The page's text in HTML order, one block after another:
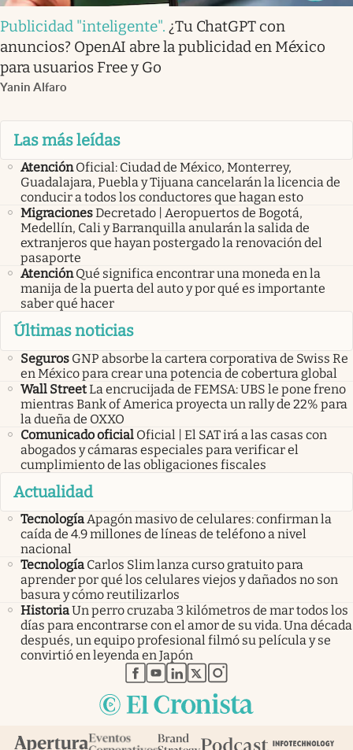
Publicidad "inteligente". ¿Tu ChatGPT con
anuncios? OpenAI abre la publicidad en México
para usuarios Free y Go
Yanin Alfaro
Las más leídas
Atención Oficial: Ciudad de México, Monterrey,
Guadalajara, Puebla y Tijuana cancelarán la licencia de
conducir a todos los conductores que hagan esto
MigracionesDecretado | Aeropuertos de Bogotá,
Medellín, Cali y Barranquilla anularán la salida de
extranjeros que hayan postergado la renovación del
pasaporte
Atención Qué significa encontrar una moneda en la
manija de la puerta del auto y por qué es importante
saber qué hacer
Últimas noticias
Seguros GNP absorbe la cartera corporativa de Swiss Re
en México para crear una potencia de cobertura global
Wall StreetLa encrucijada de FEMSA: UBS le pone freno
mientras Bank of America proyecta un rally de 22% para
la dueña de OXXO
Comunicado oficial Oficial | El SAT irá a las casas con
abogados y cámaras especiales para verificar el
cumplimiento de las obligaciones fiscales
Actualidad
TecnologíaApagón masivo de celulares: confirman la
caída de 4.9 millones de líneas de teléfono a nivel
nacional
Tecnología Carlos Slim lanza curso gratuito para
aprender por qué los celulares viejos y dañados no son
basura y cómo reutilizarlos
HistoriaUn perro cruzaba 3 kilómetros de mar todos los
días para encontrarse con el amor de su vida. Una década
después, un equipo profesional filmó su película y se
convirtió en leyenda en Japón
abre en nueva pestaña
abre en nueva pestaña
abre en nueva pestaña
abre en nueva pestaña
abre en nueva pestaña